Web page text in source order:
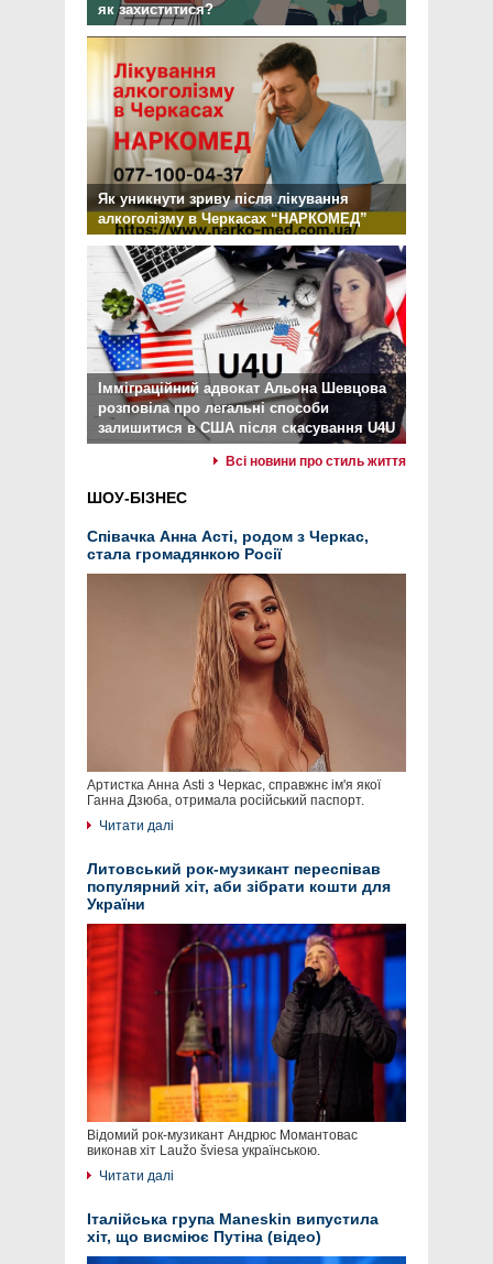
як захиститися?
Як уникнути зриву після лікування
алкоголізму в Черкасах “НАРКОМЕД”
Імміграційний адвокат Альона Шевцова
розповіла про легальні способи
залишитися в США після скасування U4U
Всі новини про стиль життя
ШОУ-БІЗНЕС
Співачка Анна Асті, родом з Черкас,
стала громадянкою Росії
Артистка Анна Asti з Черкас, справжнє ім'я якої
Ганна Дзюба, отримала російський паспорт.
Читати далі
Литовський рок-музикант переспівав
популярний хіт, аби зібрати кошти для
України
Відомий рок-музикант Андрюс Момантовас
виконав хіт Laužo šviesa українською.
Читати далі
Італійська група Maneskin випустила
хіт, що висміює Путіна (відео)